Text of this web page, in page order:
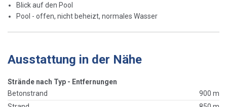
Blick auf den Pool
Pool - offen, nicht beheizt, normales Wasser
Ausstattung in der Nähe
Strände nach Typ - Entfernungen
Betonstrand
900 m